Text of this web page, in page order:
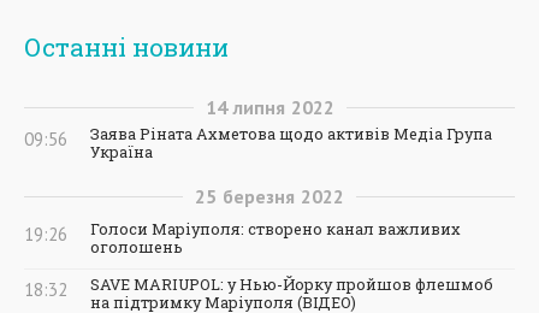
Останні новини
14 липня 2022
09:56
Заява Ріната Ахметова щодо активів Медіа Група
Україна
25 березня 2022
19:26
Голоси Маріуполя: створено канал важливих
оголошень
18:32
SAVE MARIUPOL: у Нью-Йорку пройшов флешмоб
на підтримку Маріуполя (ВІДЕО)